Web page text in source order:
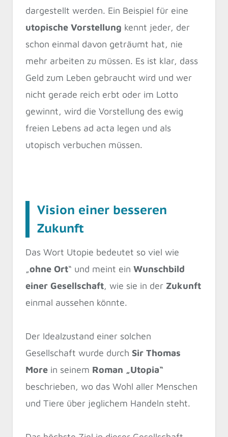
dargestellt werden. Ein Beispiel für eine
utopische Vorstellung kennt jeder, der
schon einmal davon geträumt hat, nie
mehr arbeiten zu müssen. Es ist klar, dass
Geld zum Leben gebraucht wird und wer
nicht gerade reich erbt oder im Lotto
gewinnt, wird die Vorstellung des ewig
freien Lebens ad acta legen und als
utopisch verbuchen müssen.
Vision einer besseren
Zukunft
Das Wort Utopie bedeutet so viel wie
„ohne Ort“ und meint ein Wunschbild
einer Gesellschaft, wie sie in der Zukunft
einmal aussehen könnte.
Der Idealzustand einer solchen
Gesellschaft wurde durch Sir Thomas
More in seinem Roman „Utopia“
beschrieben, wo das Wohl aller Menschen
und Tiere über jeglichem Handeln steht.